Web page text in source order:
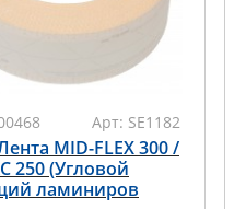
Арт: SE1182
MID-FLEX 300 /
(Угловой
ламиниров